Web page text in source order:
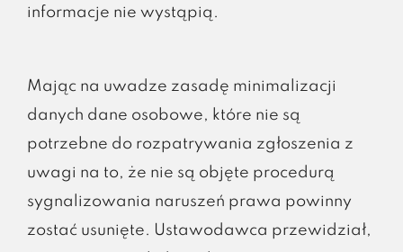
informacje nie wystąpią.
Mając na uwadze zasadę minimalizacji
danych dane osobowe, które nie są
potrzebne do rozpatrywania zgłoszenia z
uwagi na to, że nie są objęte procedurą
sygnalizowania naruszeń prawa powinny
zostać usunięte. Ustawodawca przewidział,